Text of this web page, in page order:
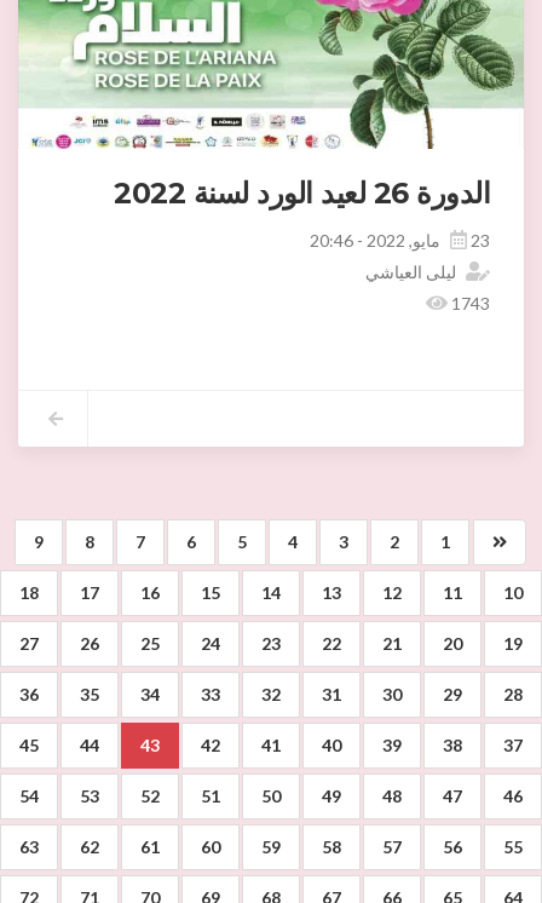
الدورة 26 لعيد الورد لسنة 2022
23 مايو, 2022 - 20:46
ليلى العياشي
1743
1
2
3
4
5
6
7
8
9
10
11
12
13
14
15
16
17
18
19
20
21
22
23
24
25
26
27
28
29
30
31
32
33
34
35
36
37
38
39
40
41
42
43
44
45
46
47
48
49
50
51
52
53
54
55
56
57
58
59
60
61
62
63
64
65
66
67
68
69
70
71
72